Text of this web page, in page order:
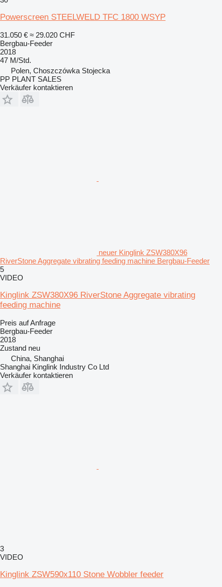
Powerscreen STEELWELD TFC 1800 WSYP
31.050 € ≈ 29.020 CHF
Bergbau-Feeder
2018
47 M/Std.
Polen, Choszczówka Stojecka
PP PLANT SALES
Verkäufer kontaktieren
neuer Kinglink ZSW380X96
RiverStone Aggregate vibrating feeding machine Bergbau-Feeder
5
VIDEO
Kinglink ZSW380X96 RiverStone Aggregate vibrating
feeding machine
Preis auf Anfrage
Bergbau-Feeder
2018
Zustand neu
China, Shanghai
Shanghai Kinglink Industry Co Ltd
Verkäufer kontaktieren
3
VIDEO
Kinglink ZSW590x110 Stone Wobbler feeder